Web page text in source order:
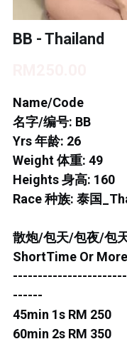
TAMAN DAYA
DESA TEBRAU
DESA TEBRAU
ROS MERAH
PERMAS 2
JB TOWN 1
BB - Thailand
Name/Code
名字/编号: BB
Yrs 年龄: 26
Weight 体重: 49
Heights 身高: 160
Race 种族: 泰国
散炮/包天/包夜/包
ShortTime Or
------
45min 1s RM 250
60min 2s RM 350